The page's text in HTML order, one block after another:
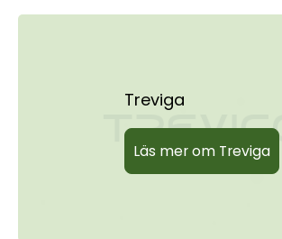
Treviga
Läs mer om Treviga